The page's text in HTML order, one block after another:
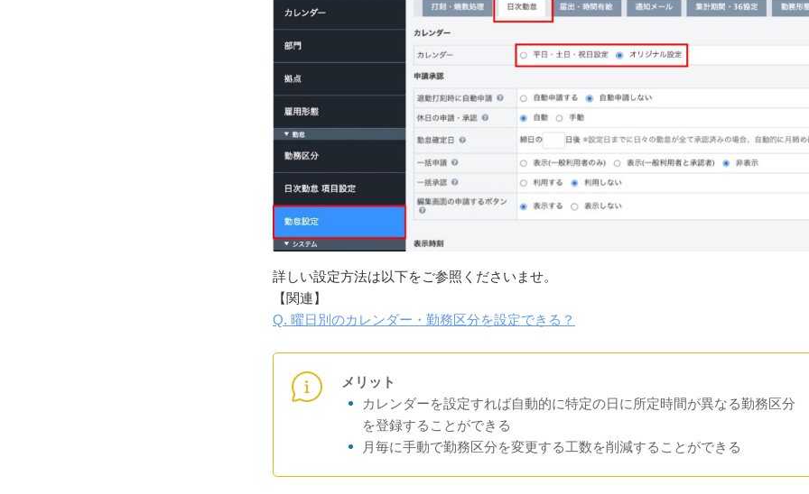
詳しい設定方法は以下をご参照くださいませ。
【関連】
Q. 曜日別のカレンダー・勤務区分を設定できる？
メリット
カレンダーを設定すれば自動的に特定の日に所定時間が異なる勤務区分
を登録することができる
月毎に手動で勤務区分を変更する工数を削減することができる